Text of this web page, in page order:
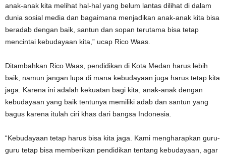
anak-anak kita melihat hal-hal yang belum lantas dilihat di dalam
dunia sosial media dan bagaimana menjadikan anak-anak kita bisa
beradab dengan baik, santun dan sopan terutama bisa tetap
mencintai kebudayaan kita,” ucap Rico Waas.
Ditambahkan Rico Waas, pendidikan di Kota Medan harus lebih
baik, namun jangan lupa di mana kebudayaan juga harus tetap kita
jaga. Karena ini adalah kekuatan bagi kita, anak-anak dengan
kebudayaan yang baik tentunya memiliki adab dan santun yang
bagus karena itulah ciri khas dari bangsa Indonesia.
“Kebudayaan tetap harus bisa kita jaga. Kami mengharapkan guru-
guru tetap bisa memberikan pendidikan tentang kebudayaan, agar